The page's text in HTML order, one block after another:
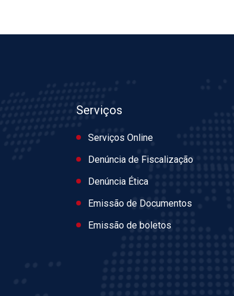
Serviços
Serviços Online
Denúncia de Fiscalização
Denúncia Ética
Emissão de Documentos
Emissão de boletos